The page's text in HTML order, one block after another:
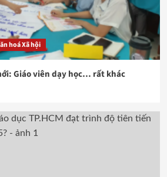
hoá Xã hội
Giáo viên dạy học… rất khác